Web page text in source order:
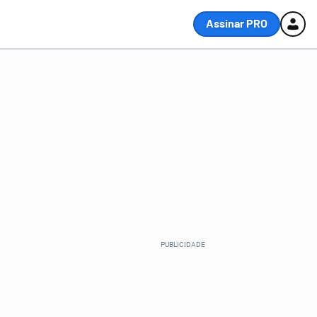
Assinar PRO